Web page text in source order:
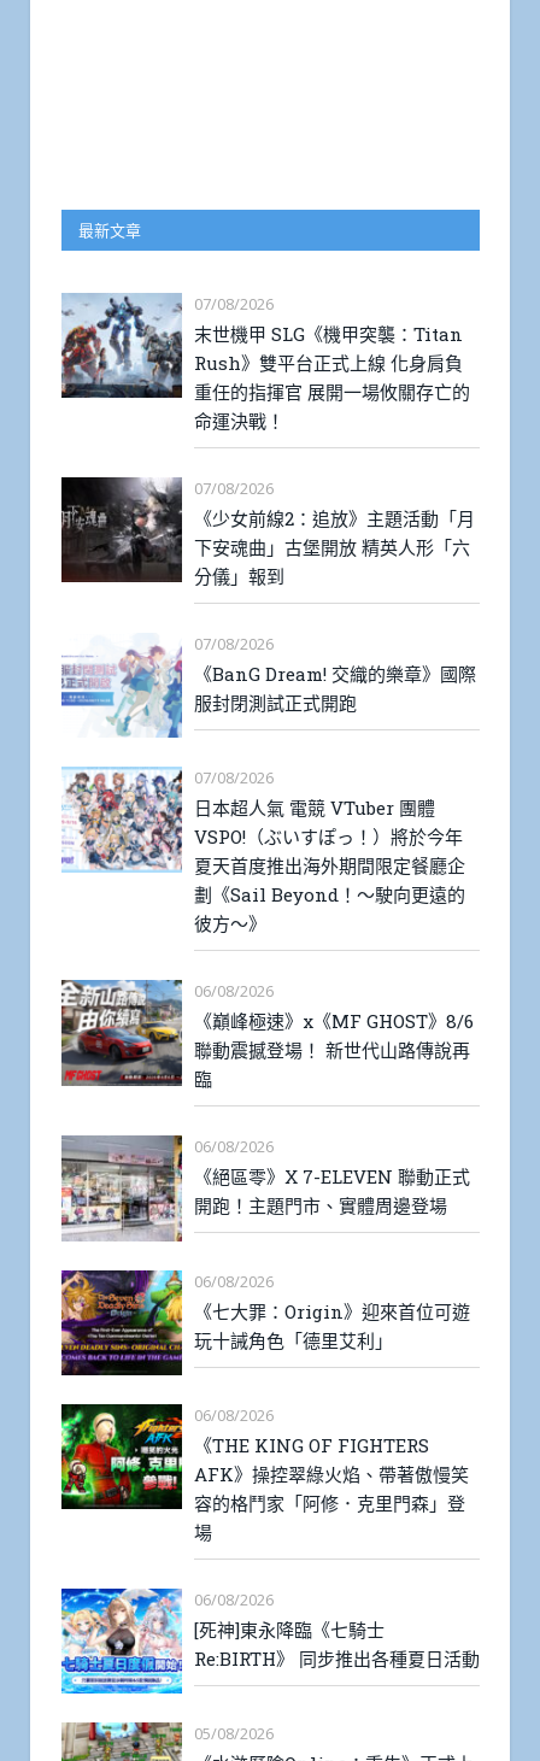
最新文章
07/08/2026
末世機甲 SLG《機甲突襲：Titan
Rush》雙平台正式上線 化身肩負
重任的指揮官 展開一場攸關存亡的
命運決戰！
07/08/2026
《少女前線2：追放》主題活動「月
下安魂曲」古堡開放 精英人形「六
分儀」報到
07/08/2026
《BanG Dream! 交織的樂章》國際
服封閉測試正式開跑
07/08/2026
日本超人氣 電競 VTuber 團體
VSPO!（ぶいすぽっ！）將於今年
夏天首度推出海外期間限定餐廳企
劃《Sail Beyond！～駛向更遠的
彼方～》
06/08/2026
《巔峰極速》x《MF GHOST》8/6
聯動震撼登場！ 新世代山路傳說再
臨
06/08/2026
《絕區零》X 7-ELEVEN 聯動正式
開跑！主題門市、實體周邊登場
06/08/2026
《七大罪：Origin》迎來首位可遊
玩十誡角色「德里艾利」
06/08/2026
《THE KING OF FIGHTERS
AFK》操控翠綠火焰、帶著傲慢笑
容的格鬥家「阿修．克里門森」登
場
06/08/2026
[死神]東永降臨《七騎士
Re:BIRTH》 同步推出各種夏日活動
05/08/2026